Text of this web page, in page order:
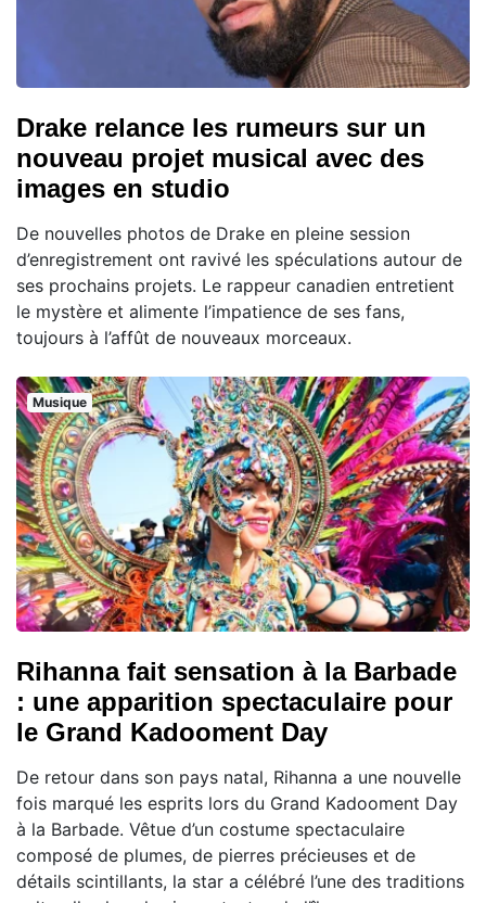
Drake relance les rumeurs sur un
nouveau projet musical avec des
images en studio
De nouvelles photos de Drake en pleine session
d’enregistrement ont ravivé les spéculations autour de
ses prochains projets. Le rappeur canadien entretient
le mystère et alimente l’impatience de ses fans,
toujours à l’affût de nouveaux morceaux.
Musique
Rihanna fait sensation à la Barbade
: une apparition spectaculaire pour
le Grand Kadooment Day
De retour dans son pays natal, Rihanna a une nouvelle
fois marqué les esprits lors du Grand Kadooment Day
à la Barbade. Vêtue d’un costume spectaculaire
composé de plumes, de pierres précieuses et de
détails scintillants, la star a célébré l’une des traditions